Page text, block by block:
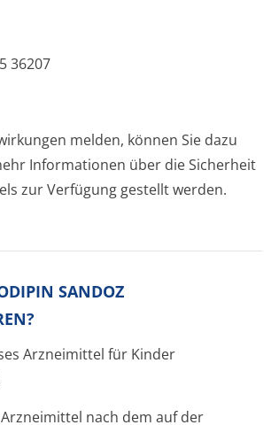
36207
melden, können Sie dazu
Informationen über die Sicherheit
zur Verfügung gestellt werden.
SANDOZ
Arzneimittel für Kinder
nach dem auf der